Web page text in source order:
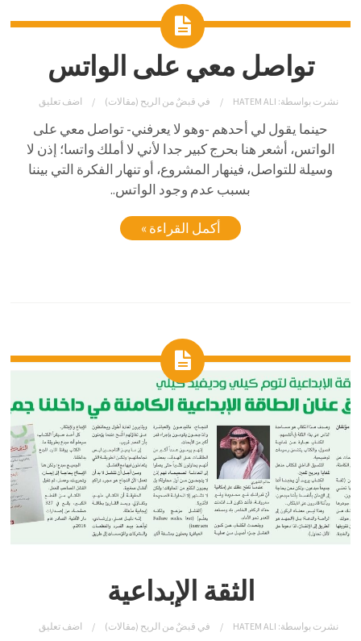
تواصل معي على الواتس
نشرت بواسطة: HATEM ALI في قبضٌ من الريح (مقالات) اضف تعليق
حينما يقول لي أحدهم -وهو لا يعرفني- تواصل معي على
الواتس، أشعر هنا بحرج كبير جدا لأني لا أملك واتسا؛ إذن لا
وسيلة للتواصل، فينهار المشروع، أو تنهار الفكرة التي بيننا
بسبب عدم وجود الواتس..
أكمل القراءة »
الثقة الإبداعية
نشرت بواسطة: HATEM ALI في قبضٌ من الريح (مقالات) اضف تعليق